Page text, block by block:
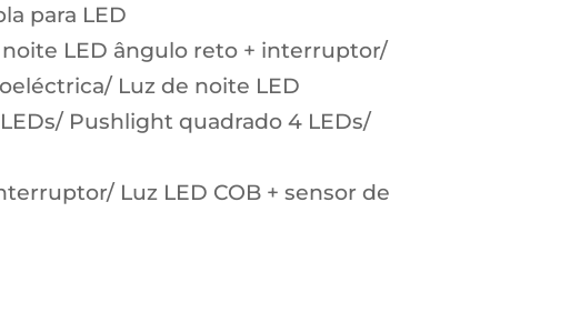
para LED
LED ângulo reto + interruptor/
Luz de noite LED
Pushlight quadrado 4 LEDs/
Luz LED COB + sensor de